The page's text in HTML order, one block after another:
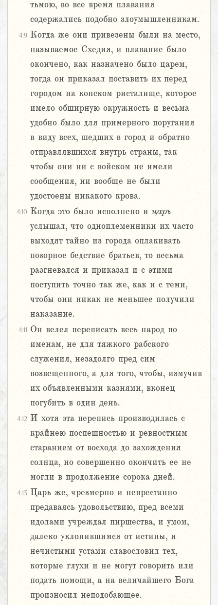
тьмою, во все время плавания
содержались подобно злоумышленникам.
4:9 Когда же они привезены были на место,
называемое Схедия, и плавание было
окончено, как назначено было царем,
тогда он приказал поставить их перед
городом на конском ристалище, которое
имело обширную окружность и весьма
удобно было для примерного поругания
в виду всех, шедших в город и обратно
отправлявшихся внутрь страны, так
чтобы они ни с войском не имели
сообщения, ни вообще не были
удостоены никакого крова.
4:10 Когда это было исполнено и царь
услышал, что одноплеменники их часто
выходят тайно из города оплакивать
позорное бедствие братьев, то весьма
разгневался и приказал и с этими
поступить точно так же, как и с теми,
чтобы они никак не меньшее получили
наказание.
4:11 Он велел переписать весь народ по
именам, не для тяжкого рабского
служения, незадолго пред сим
возвещенного, а для того, чтобы, измучив
их объявленными казнями, вконец
погубить в один день.
4:12 И хотя эта перепись производилась с
крайнею поспешностью и ревностным
старанием от восхода до захождения
солнца, но совершенно окончить ее не
могли в продолжение сорока дней.
4:13 Царь же, чрезмерно и непрестанно
предаваясь удовольствию, пред всеми
идолами учреждал пиршества, и умом,
далеко уклонившимся от истины, и
нечистыми устами славословил тех,
которые глухи и не могут говорить или
подать помощи, а на величайшего Бога
произносил неподобающее.